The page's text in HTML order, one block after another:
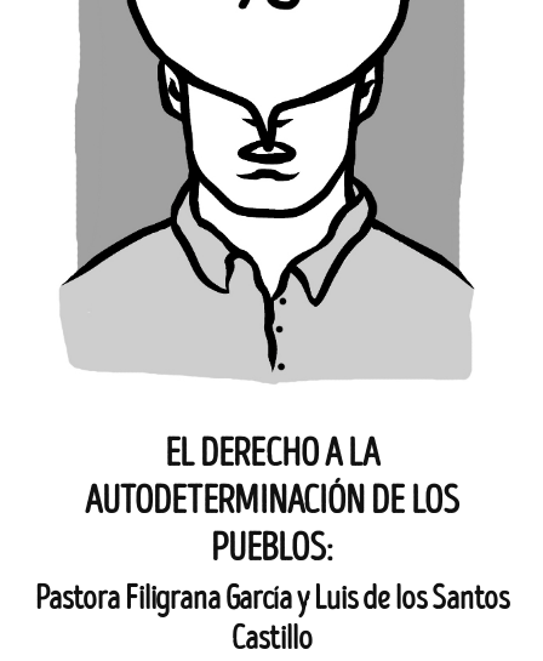
EL DERECHO A LA
AUTODETERMINACIÓN DE LOS
PUEBLOS:
Pastora Filigrana García y Luis de los Santos
Castillo